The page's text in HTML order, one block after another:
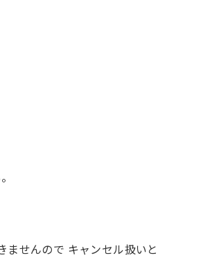
ませんので キャンセル扱いと